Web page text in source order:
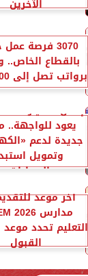
الآخرين
3070 فرصة
بالقطاع الخاص..
برواتب تصل إلى 9500 جنيه
إحلال السيارات
يعود للواجهة..
جديدة لدعم
وتمويل
السيارات...
آخر موعد
التعليم تحدد موعد
القبول